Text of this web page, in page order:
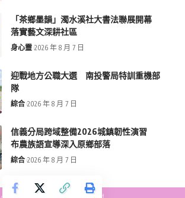
「茶鄉墨韻」濁水溪社大書法聯展開幕
落實藝文深耕社區
身心靈 2026 年 8 月 7 日
迎戰地方公職大選 南投警局特訓重機部
隊
綜合 2026 年 8 月 7 日
信義分局跨域整備2026城鎮韌性演習
布農族語宣導深入原鄉部落
綜合 2026 年 8 月 7 日